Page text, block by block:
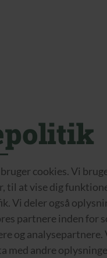
cookies. Vi
til at vise dig
Vi deler også
partnere inden for
og analysepartnere.
med andre